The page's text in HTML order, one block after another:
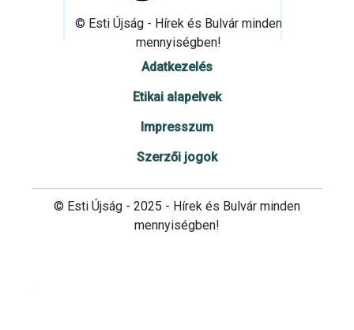
© Esti Újság - Hírek és Bulvár minden
mennyiségben!
Adatkezelés
Etikai alapelvek
Impresszum
Szerzői jogok
© Esti Újság - 2025 - Hírek és Bulvár minden
mennyiségben!